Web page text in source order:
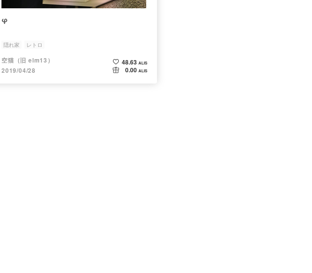
φ
隠れ家 レトロ
空猫（旧 elm13）
2019/04/28
48.63 ALIS
0.00 ALIS